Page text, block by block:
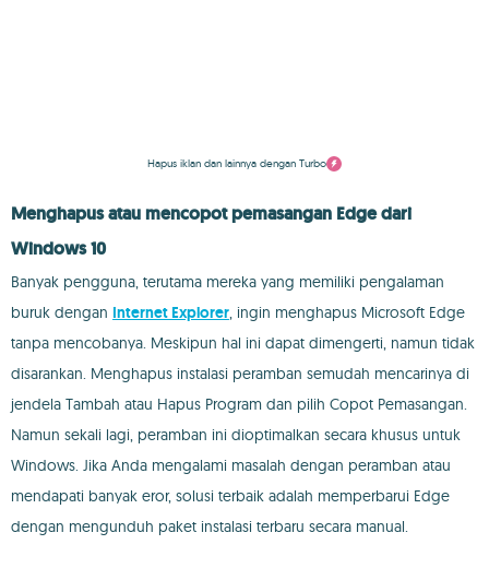
Hapus iklan dan lainnya dengan Turbo
Menghapus atau mencopot pemasangan Edge dari
Windows 10
Banyak pengguna, terutama mereka yang memiliki pengalaman
buruk dengan Internet Explorer, ingin menghapus Microsoft Edge
tanpa mencobanya. Meskipun hal ini dapat dimengerti, namun tidak
disarankan. Menghapus instalasi peramban semudah mencarinya di
jendela Tambah atau Hapus Program dan pilih Copot Pemasangan.
Namun sekali lagi, peramban ini dioptimalkan secara khusus untuk
Windows. Jika Anda mengalami masalah dengan peramban atau
mendapati banyak eror, solusi terbaik adalah memperbarui Edge
dengan mengunduh paket instalasi terbaru secara manual.